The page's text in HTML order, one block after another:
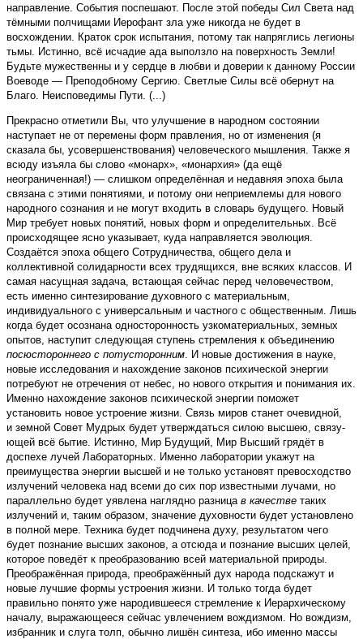
направление. События поспешают. После этой победы Сил Света над
тёмными полчищами Иерофант зла уже никогда не будет в
восхождении. Краток срок испытания, потому так напряглись легионы
тьмы. Истинно, всё исчадие ада выползло на поверхность Земли!
Будьте мужественны и у сердце в любви и доверии к данному России
Воеводе — Преподобному Сергию. Светлые Силы всё обернут на
Благо. Неисповедимы Пути. (...)
Прекрасно отметили Вы, что улучшение в народном состоянии
наступает не от перемены форм правления, но от изменения (я
сказала бы, усовершенствования) человеческого мышления. Также я
всюду изъяла бы слово «монарх», «монархия» (да ещё
неограниченная!) — слишком определённая и недавняя эпоха была
связана с этими понятиями, и потому они неприемлемы для нового
народного сознания и не могут входить в словарь будущего. Новый
Мир требует новых понятий, новых форм и определительных. Всё
происходящее ясно указывает, куда направляется эволюция.
Создаётся эпоха общего Сотрудничества, общего дела и
коллективной солидарности всех трудящихся, вне всяких классов. И
самая насущная задача, встающая сейчас перед человечеством,
есть именно синтезирование духовного с материальным,
индивидуального с универсальным и частного с общественным. Лишь
когда будет осознана односторонность узкоматериальных, земных
опытов, наступит следующая ступень стремления к объединению
посюстороннего с поту­сторонним . И новые достижения в науке,
новые исследования и нахождение законов психической энергии
потребуют не отречения от небес, но нового открытия и понимания их.
Именно нахождение законов психической энергии поможет
установить новое устроение жизни. Связь миров станет очевидной,
и земной Совет Мудрых будет утверждаться силою высшею, связу­
ющей всё бытие. Истинно, Мир Будущий, Мир Высший грядёт в
доспехе лучей Лабораторных. Именно лаборатории укажут на
преимущества энергии высшей и не только установят превосходство
излучений человека над всеми до сих пор известными лучами, но
параллельно будет уявлена наглядно разница в качестве таких
излучений и, таким образом, значение духовности будет установлено
в полной мере. Техника будет подчинена духу, результатом чего
будет познание высших законов, а отсюда и познание высших целей,
которое поведёт к преобразованию всей материальной природы.
Преображённая природа, преображённый дух народа подскажут и
новые лучшие формы устроения жизни. И только тогда будет
правильно понято уже народившееся стремление к Иерархическому
началу, выражающееся сейчас увлечением вождизмом. Но вождизм,
избранник и слуга толп, обычно лишён синтеза, ибо именно массы